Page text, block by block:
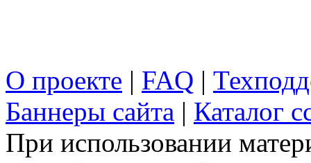
О проекте | FAQ |
Баннеры сайта | Каталог
При использовании